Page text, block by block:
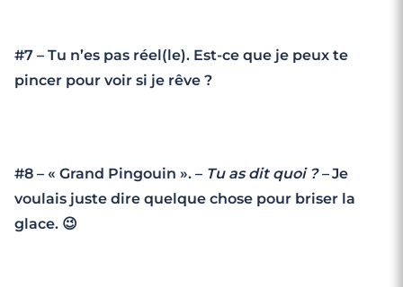
#7 – Tu n’es pas réel(le). Est-ce que je peux te
pincer pour voir si je rêve ?
#8 – « Grand Pingouin ». – Tu as dit quoi ? –Je
voulais juste dire quelque chose pour briser la
glace. 😉